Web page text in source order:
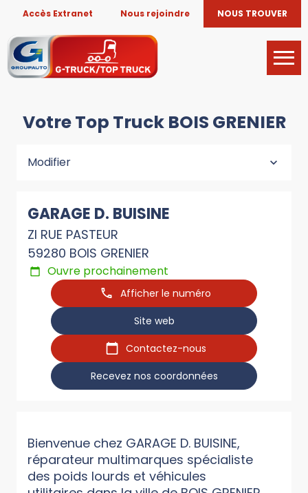
Accès Extranet Nous rejoindre NOUS TROUVER
Votre Top Truck BOIS GRENIER
Modifier
GARAGE D. BUISINE
ZI RUE PASTEUR
59280 BOIS GRENIER
Ouvre prochainement
Afficher le numéro
Site web
Contactez-nous
Recevez nos coordonnées
Bienvenue chez GARAGE D. BUISINE,
réparateur multimarques spécialiste
des poids lourds et véhicules